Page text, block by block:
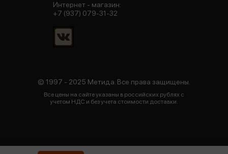
© 1997 - 2025 Метида. Все права защищены.
Все цены на сайте указаны в российских рублях с
учетом НДС и без учета стоимости доставки.
Интернет - магазин:
+7 (937) 079-31-32